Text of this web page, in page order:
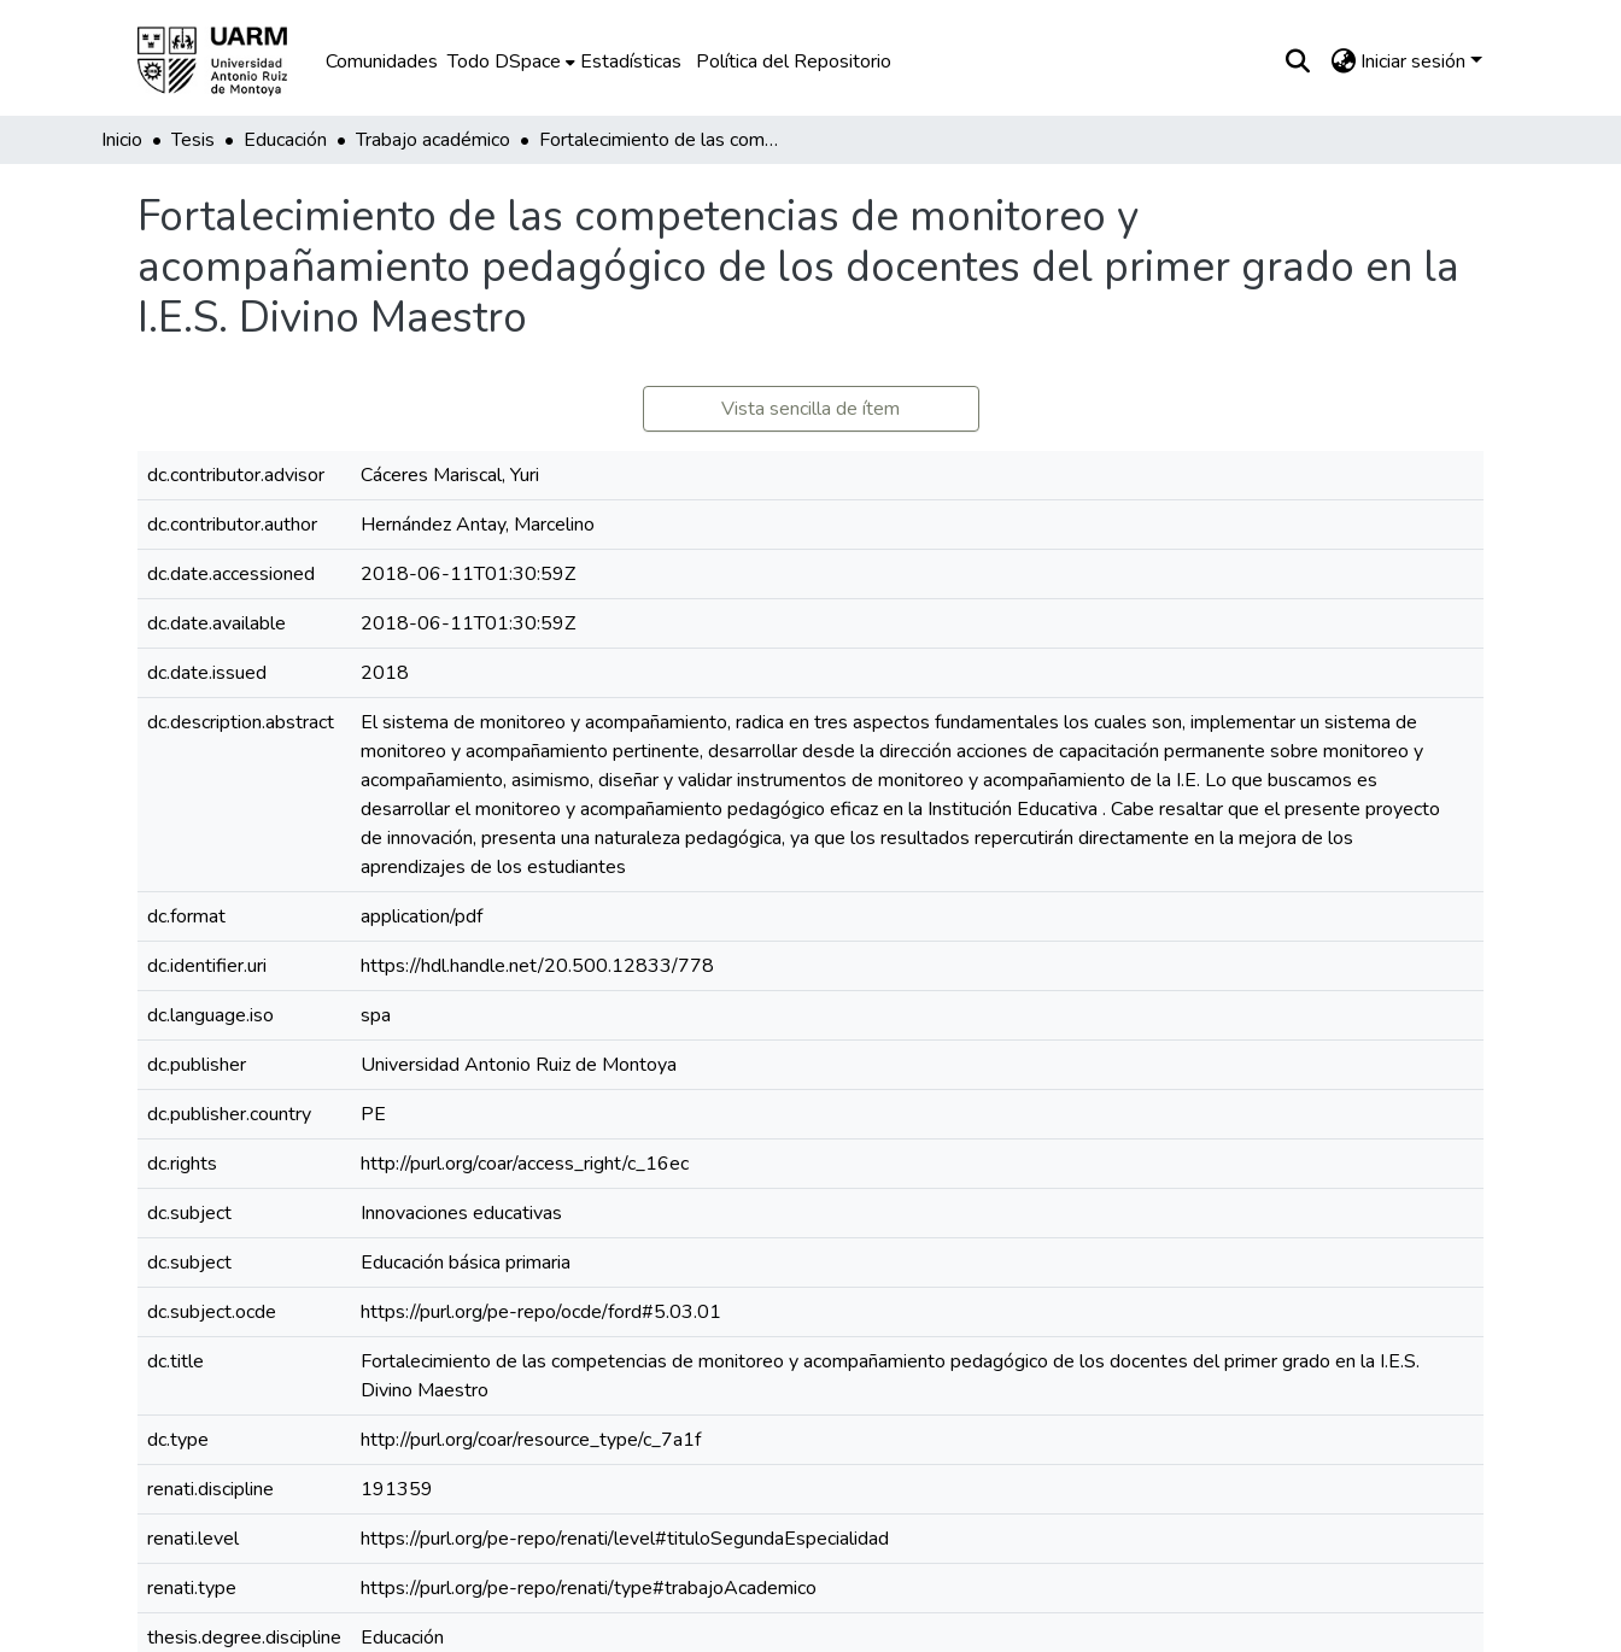
Comunidades Todo DSpace Estadísticas Política del Repositorio Iniciar sesión
Inicio Tesis Educación Trabajo académico Fortalecimiento de las competencias de monitoreo y acompañamiento pedagógico de los docentes del primer grado en la I.E.S. Divino Maestro
Fortalecimiento de las competencias de monitoreo y
acompañamiento pedagógico de los docentes del primer grado en la
I.E.S. Divino Maestro
Vista sencilla de ítem
dc.contributor.advisor
Cáceres Mariscal, Yuri
dc.contributor.author
Hernández Antay, Marcelino
dc.date.accessioned
2018-06-11T01:30:59Z
dc.date.available
2018-06-11T01:30:59Z
dc.date.issued
2018
dc.description.abstract
El sistema de monitoreo y acompañamiento, radica en tres aspectos fundamentales los cuales son, implementar un sistema de
monitoreo y acompañamiento pertinente, desarrollar desde la dirección acciones de capacitación permanente sobre monitoreo y
acompañamiento, asimismo, diseñar y validar instrumentos de monitoreo y acompañamiento de la I.E. Lo que buscamos es
desarrollar el monitoreo y acompañamiento pedagógico eficaz en la Institución Educativa . Cabe resaltar que el presente proyecto
de innovación, presenta una naturaleza pedagógica, ya que los resultados repercutirán directamente en la mejora de los
aprendizajes de los estudiantes
dc.format
application/pdf
dc.identifier.uri
https://hdl.handle.net/20.500.12833/778
dc.language.iso
spa
dc.publisher
Universidad Antonio Ruiz de Montoya
dc.publisher.country
PE
dc.rights
http://purl.org/coar/access_right/c_16ec
dc.subject
Innovaciones educativas
dc.subject
Educación básica primaria
dc.subject.ocde
https://purl.org/pe-repo/ocde/ford#5.03.01
dc.title
Fortalecimiento de las competencias de monitoreo y acompañamiento pedagógico de los docentes del primer grado en la I.E.S.
Divino Maestro
dc.type
http://purl.org/coar/resource_type/c_7a1f
renati.discipline
191359
renati.level
https://purl.org/pe-repo/renati/level#tituloSegundaEspecialidad
renati.type
https://purl.org/pe-repo/renati/type#trabajoAcademico
thesis.degree.discipline
Educación